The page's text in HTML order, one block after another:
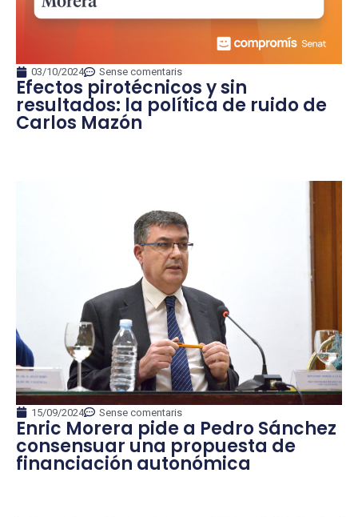
03/10/2024 Sense comentaris
Efectos pirotécnicos y sin
resultados: la política de ruido de
Carlos Mazón
15/09/2024 Sense comentaris
Enric Morera pide a Pedro Sánchez
consensuar una propuesta de
financiación autonómica